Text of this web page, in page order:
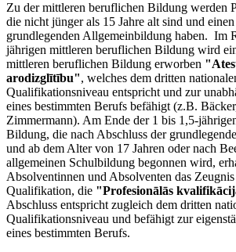
Zu der mittleren beruflichen Bildung werden
die nicht jünger als 15 Jahre alt sind und
grundlegenden Allgemeinbildung haben. Im
jährigen mittleren beruflichen Bildung wird
mittleren beruflichen Bildung erworben
arodizglītību", welches dem dritten
Qualifikationsniveau entspricht und zur
eines bestimmten Berufs befähigt (z.B.
Zimmermann). Am Ende der 1 bis 1,5-
Bildung, die nach Abschluss der
und ab dem Alter von 17 Jahren oder nach
allgemeinen Schulbildung begonnen wird,
Absolventinnen und Absolventen das
Qualifikation, die "Profesionālās
Abschluss entspricht zugleich dem dritten
Qualifikationsniveau und befähigt zur
eines bestimmten Berufs.